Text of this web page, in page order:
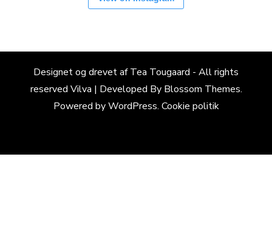
Designet og drevet af Tea Tougaard - All rights
reserved Vilva | Developed By Blossom Themes.
Powered byWordPress. Cookie politik